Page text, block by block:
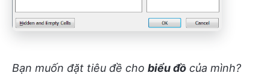
Bạn muốn đặt tiêu đề cho biểu đồ của mình?